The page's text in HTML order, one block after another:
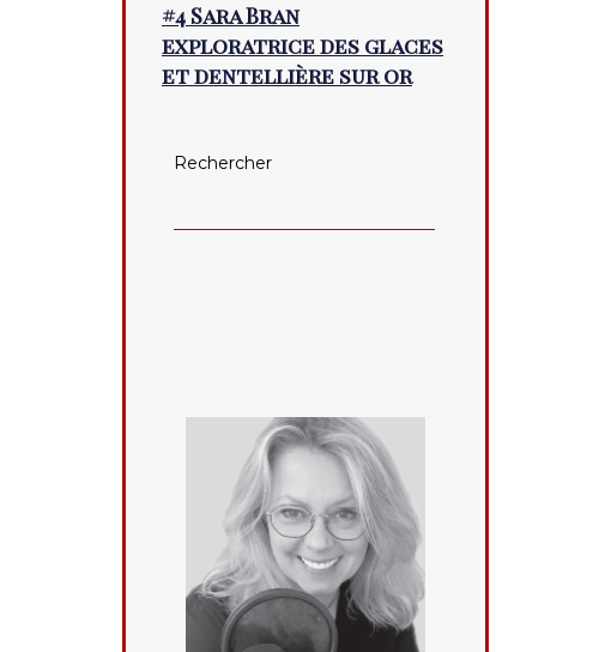
#4 Sara Bran
exploratrice des glaces
et dentellière sur or
Rechercher